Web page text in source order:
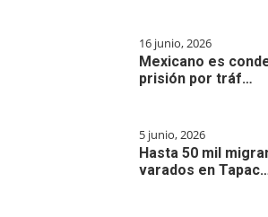
16 junio, 2026
Mexicano es
prisión por tráf…
5 junio, 2026
Hasta 50 mil
varados en